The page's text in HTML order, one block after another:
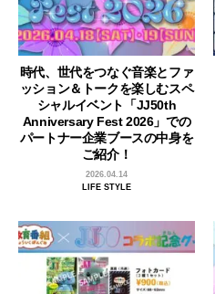
時代、世代をつなぐ音楽とファ
ッション＆トークを楽しむスペ
シャルイベント「JJ50th
Anniversary Fest 2026」での
パートナー企業ブースの中身を
ご紹介！
2026.04.14
LIFE STYLE